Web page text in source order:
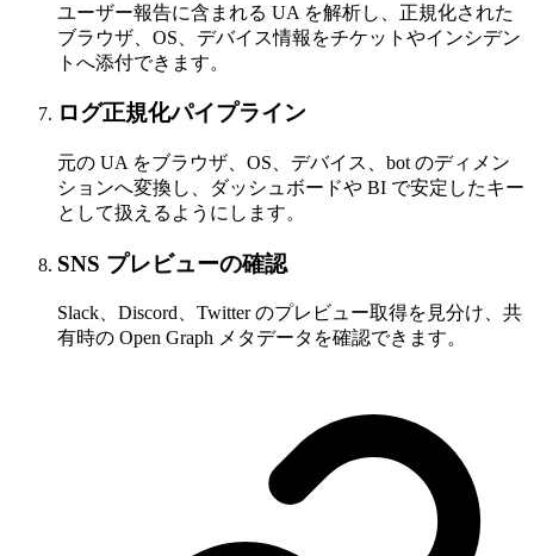
ユーザー報告に含まれる UA を解析し、正規化された
ブラウザ、OS、デバイス情報をチケットやインシデン
トへ添付できます。
ログ正規化パイプライン
元の UA をブラウザ、OS、デバイス、bot のディメン
ションへ変換し、ダッシュボードや BI で安定したキー
として扱えるようにします。
SNS プレビューの確認
Slack、Discord、Twitter のプレビュー取得を見分け、共
有時の Open Graph メタデータを確認できます。